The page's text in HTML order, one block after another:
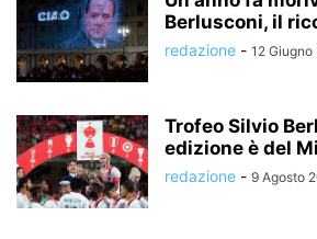
Berlusconi, il
redazione - 12 Giugno
Trofeo Silvio
edizione è del
redazione - 9 Agosto